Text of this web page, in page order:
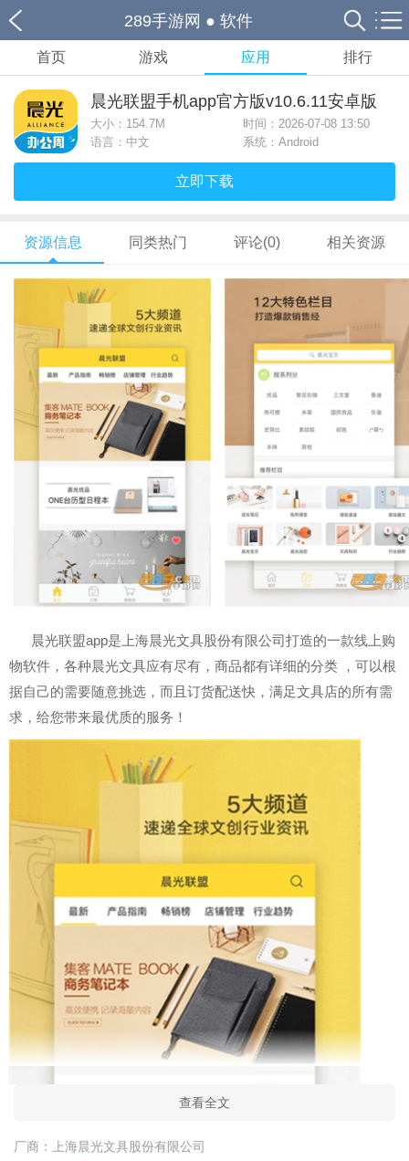
289手游网 ● 软件
首页 游戏 应用 排行
晨光联盟手机app官方版v10.6.11安卓版
大小： 154.7M
时间：2026-07-08 13:50
语言：中文
系统：Android
立即下载
资源信息 同类热门 评论(0) 相关资源
晨光联盟app是上海晨光文具股份有限公司打造的一款线上购
物软件，各种晨光文具应有尽有，商品都有详细的分类 ，可以根
据自己的需要随意挑选，而且订货配送快，满足文具店的所有需
求，给您带来最优质的服务！
查看全文
厂商：
上海晨光文具股份有限公司